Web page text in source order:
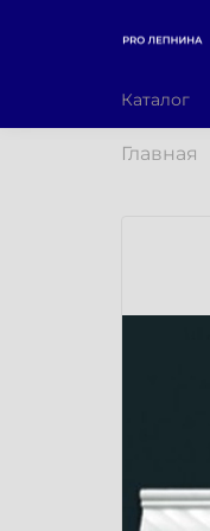
Каталог
Главная